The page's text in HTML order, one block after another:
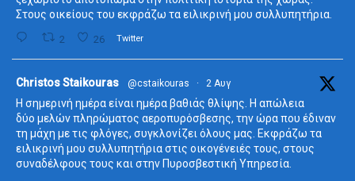
Στους οικείους του εκφράζω τα ειλικρινή μου συλλυπητήρια.
2 26 Twitter
Christos Staikouras @cstaikouras · 2 Αυγ
Η σημερινή ημέρα είναι ημέρα βαθιάς θλίψης. Η απώλεια
δύο μελών πληρώματος αεροπυρόσβεσης, την ώρα που έδιναν
τη μάχη με τις φλόγες, συγκλονίζει όλους μας. Εκφράζω τα
ειλικρινή μου συλλυπητήρια στις οικογένειές τους, στους
συναδέλφους τους και στην Πυροσβεστική Υπηρεσία.